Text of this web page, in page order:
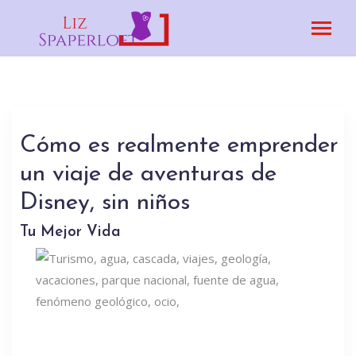
Cómo es realmente emprender
un viaje de aventuras de
Disney, sin niños
Tu Mejor Vida